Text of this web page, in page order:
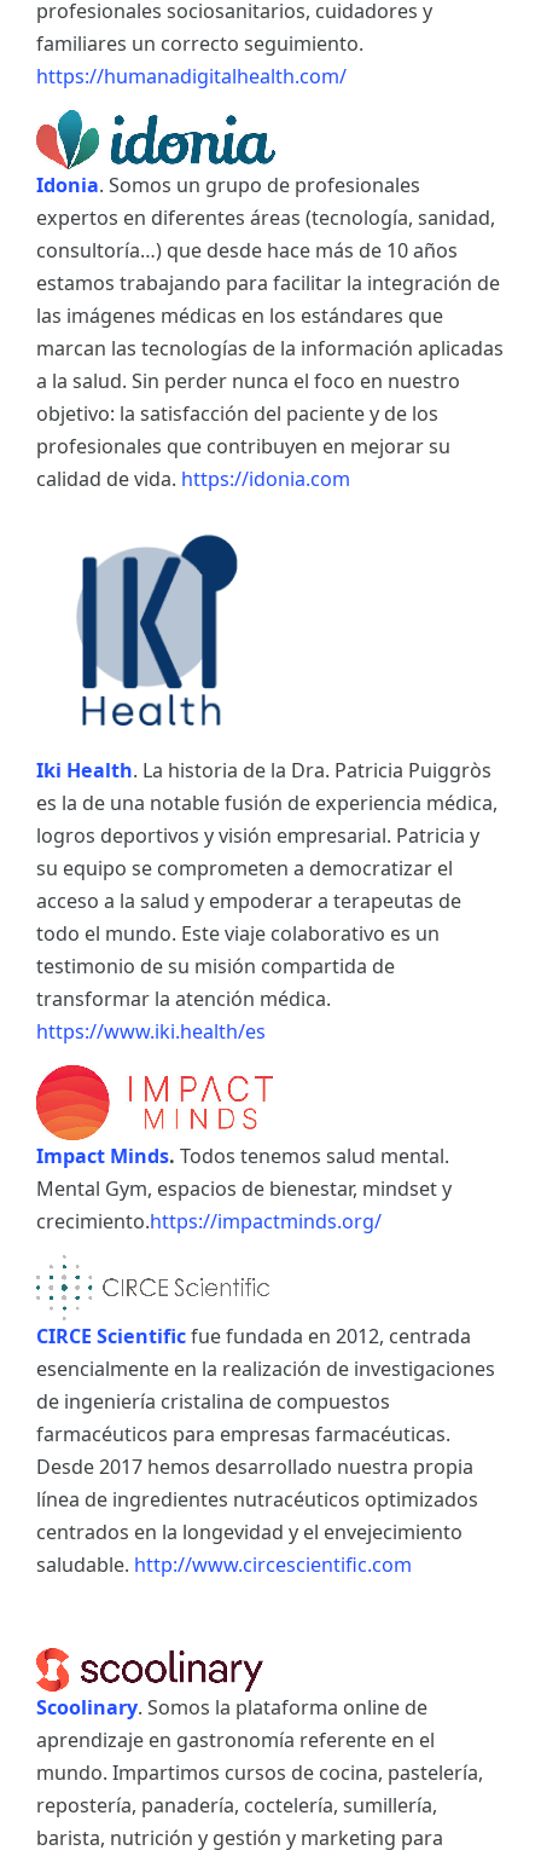
profesionales sociosanitarios, cuidadores y
familiares un correcto seguimiento.
https://humanadigitalhealth.com/
Idonia. Somos un grupo de profesionales
expertos en diferentes áreas (tecnología, sanidad,
consultoría…) que desde hace más de 10 años
estamos trabajando para facilitar la integración de
las imágenes médicas en los estándares que
marcan las tecnologías de la información aplicadas
a la salud. Sin perder nunca el foco en nuestro
objetivo: la satisfacción del paciente y de los
profesionales que contribuyen en mejorar su
calidad de vida. https://idonia.com
Iki Health. La historia de la Dra. Patricia Puiggròs
es la de una notable fusión de experiencia médica,
logros deportivos y visión empresarial. Patricia y
su equipo se comprometen a democratizar el
acceso a la salud y empoderar a terapeutas de
todo el mundo. Este viaje colaborativo es un
testimonio de su misión compartida de
transformar la atención médica.
https://www.iki.health/es
Impact Minds. Todos tenemos salud mental.
Mental Gym, espacios de bienestar, mindset y
crecimiento.https://impactminds.org/
CIRCE Scientificfue fundada en 2012, centrada
esencialmente en la realización de investigaciones
de ingeniería cristalina de compuestos
farmacéuticos para empresas farmacéuticas.
Desde 2017 hemos desarrollado nuestra propia
línea de ingredientes nutracéuticos optimizados
centrados en la longevidad y el envejecimiento
saludable. http://www.circescientific.com
Scoolinary. Somos la plataforma online de
aprendizaje en gastronomía referente en el
mundo. Impartimos cursos de cocina, pastelería,
repostería, panadería, coctelería, sumillería,
barista, nutrición y gestión y marketing para